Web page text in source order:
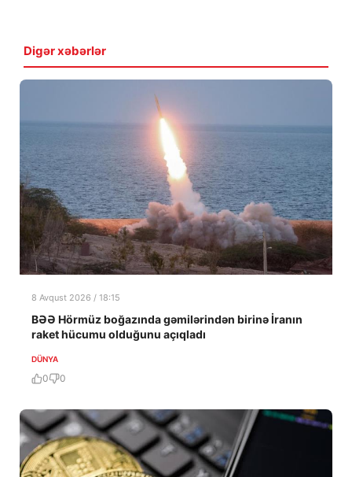
Digər xəbərlər
8 Avqust 2026 / 18:15
BƏƏ Hörmüz boğazında gəmilərindən birinə İranın
raket hücumu olduğunu açıqladı
DÜNYA
0 0